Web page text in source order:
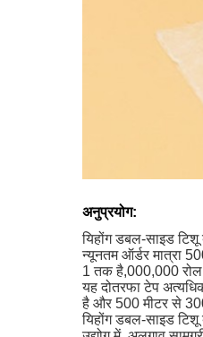
अनुप्रयोग:
यिहोंग डबल-साइड
न्यूनतम ऑर्डर मात्रा
1 तक है,000,000 रोल
यह दोतरफा टेप
है और 500 मीटर से
यिहोंग डबल-साइड टिशू